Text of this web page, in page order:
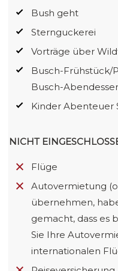
Bush geht
Sternguckerei
Vorträge über
Busch-Frühstück/
Busch-
Kinder Abenteuer
NICHT
Flüge
Autovermietung
übernehmen,
gemacht, dass es
Sie Ihre
internationalen